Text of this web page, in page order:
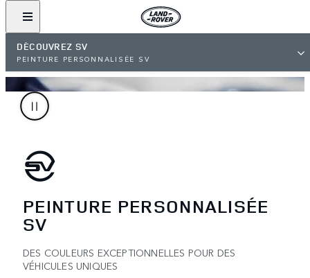
DÉCOUVREZ SV
PEINTURE PERSONNALISÉE SV
PEINTURE PERSONNALISÉE
SV
DES COULEURS EXCEPTIONNELLES POUR DES
VÉHICULES UNIQUES